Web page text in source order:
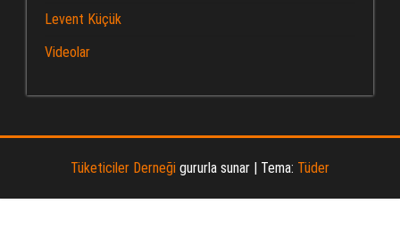
Levent Küçük
Videolar
Tüketiciler Derneği gururla sunar | Tema: Tüder